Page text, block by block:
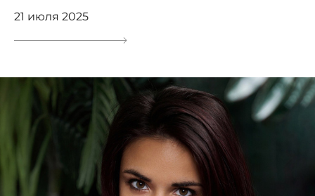
21 июля 2025